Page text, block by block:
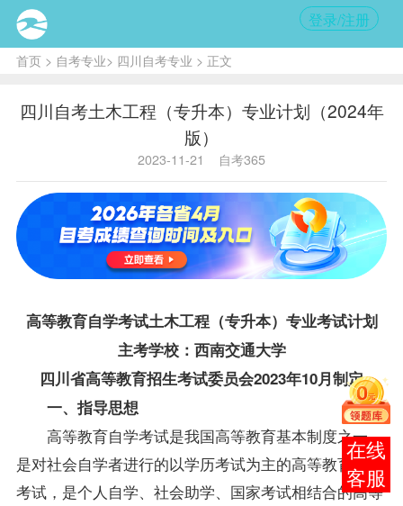
登录/注册
首页> 自考专业> 四川自考专业 > 正文
四川自考土木工程（专升本）专业计划（2024年
版）
2023-11-21 自考365
高等教育自学考试土木工程（专升本）专业考试计划
主考学校：西南交通大学
四川省高等教育招生考试委员会2023年10月制定
一、指导思想
高等教育自学考试是我国高等教育基本制度之一，
是对社会自学者进行的以学历考试为主的高等教育国家
考试，是个人自学、社会助学、国家考试相结合的高等
在线
客服